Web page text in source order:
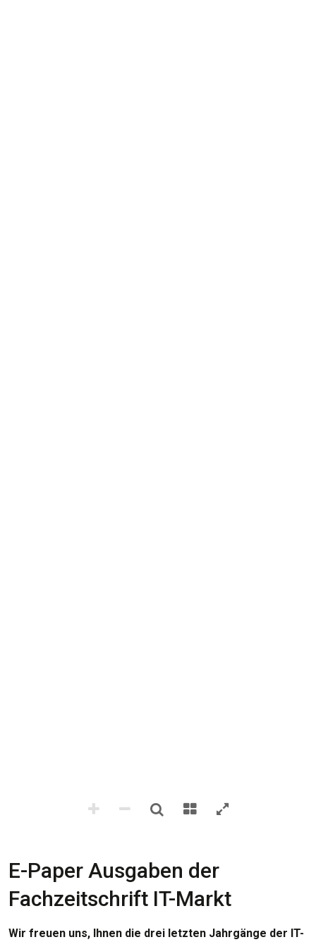
E-Paper Ausgaben der
Fachzeitschrift IT-Markt
Wir freuen uns, Ihnen die drei letzten Jahrgänge der IT-